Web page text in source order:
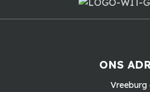
ONS
Vreeburg